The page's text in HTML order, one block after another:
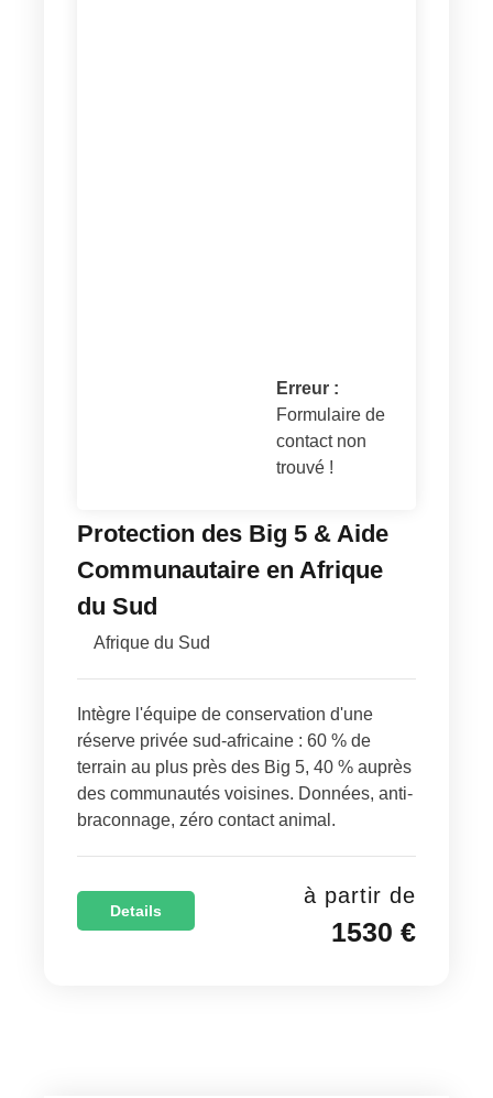
Erreur :
Formulaire de
contact non
trouvé !
Protection des Big 5 & Aide
Communautaire en Afrique
du Sud
Afrique du Sud
Intègre l'équipe de conservation d'une
réserve privée sud-africaine : 60 % de
terrain au plus près des Big 5, 40 % auprès
des communautés voisines. Données, anti-
braconnage, zéro contact animal.
Details
à partir de
1530 €